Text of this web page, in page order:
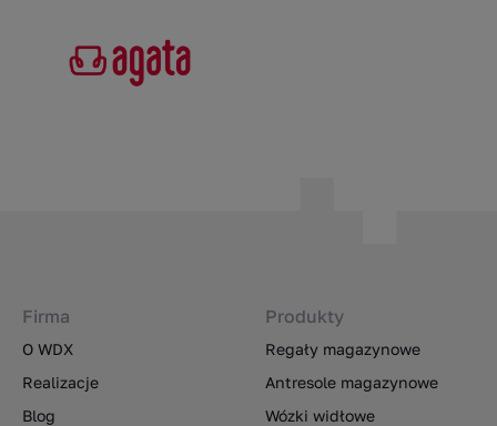
Firma
O WDX
Realizacje
Blog
Produkty
Regały magazynowe
Antresole magazynowe
Wózki widłowe